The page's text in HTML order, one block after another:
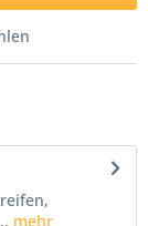
mehr